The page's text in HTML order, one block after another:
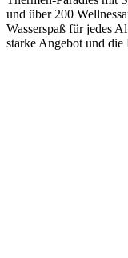
und über 200
Wasserspaß für jedes
starke Angebot und